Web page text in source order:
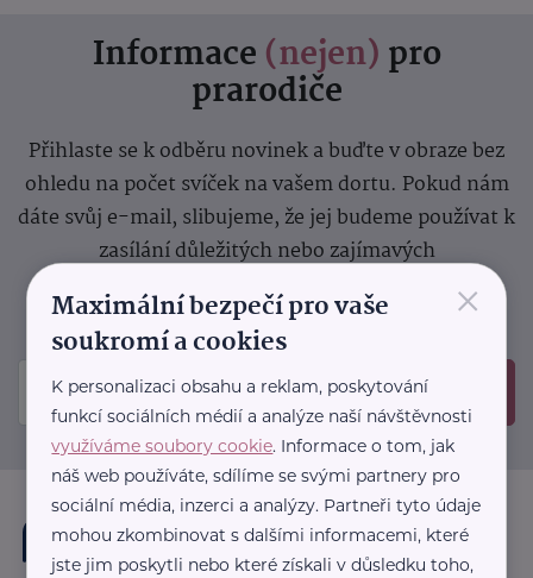
Informace (nejen) pro
prarodiče
Přihlaste se k odběru novinek a buďte v obraze bez
ohledu na počet svíček na vašem dortu. Pokud nám
dáte svůj e-mail, slibujeme, že jej budeme používat k
zasílání důležitých nebo zajímavých
Prosíme, zkontrolujte si svoji emailovou
schránku, kam jsme poslali potvrzovací e-mail.
Odeslat
×
Maximální bezpečí pro vaše
soukromí a cookies
K personalizaci obsahu a reklam, poskytování
funkcí sociálních médií a analýze naší návštěvnosti
využíváme soubory cookie. Informace o tom, jak
náš web používáte, sdílíme se svými partnery pro
sociální média, inzerci a analýzy. Partneři tyto údaje
mohou zkombinovat s dalšími informacemi, které
jste jim poskytli nebo které získali v důsledku toho,